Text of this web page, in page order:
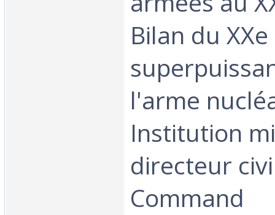
Bilan du
l'arme
Institution
directeur
Command‎